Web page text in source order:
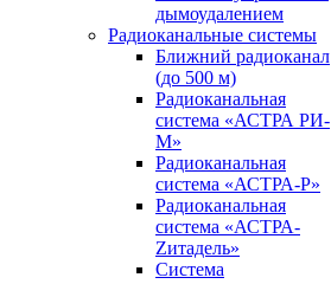
дымоудалением
Радиоканальные системы
Ближний радиоканал
(до 500 м)
Радиоканальная
система «АСТРА РИ-
М»
Радиоканальная
система «АСТРА-Р»
Радиоканальная
система «АСТРА-
Zитадель»
Система